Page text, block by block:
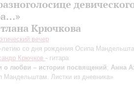
Крючкова
вечер
летию со дня рождения Осипа
Крючков - гитара
о любви – истории посвящений; Анна
Мандельштам. Листки из дневника»